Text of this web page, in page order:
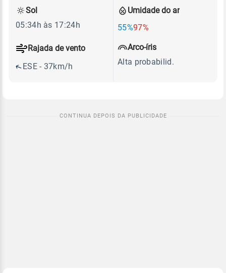
Umidade do ar
55%97%
Rajada de vento
ESE - 37km/h
Sol
05:34h às 17:24h
Arco-íris
Alta probabilid.